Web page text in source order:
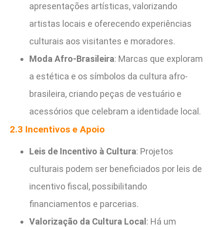
apresentações artísticas, valorizando
artistas locais e oferecendo experiências
culturais aos visitantes e moradores.
Moda Afro-Brasileira: Marcas que exploram
a estética e os símbolos da cultura afro-
brasileira, criando peças de vestuário e
acessórios que celebram a identidade local.
2.3 Incentivos e Apoio
Leis de Incentivo à Cultura: Projetos
culturais podem ser beneficiados por leis de
incentivo fiscal, possibilitando
financiamentos e parcerias.
Valorização da Cultura Local: Há um